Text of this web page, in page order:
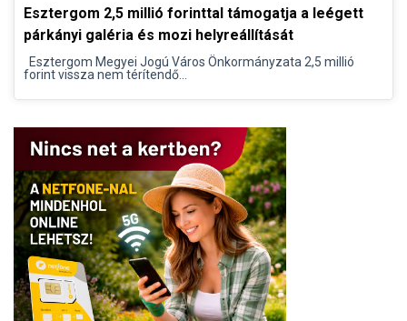
Esztergom 2,5 millió forinttal támogatja a leégett
párkányi galéria és mozi helyreállítását
Esztergom Megyei Jogú Város Önkormányzata 2,5 millió
forint vissza nem térítendő...